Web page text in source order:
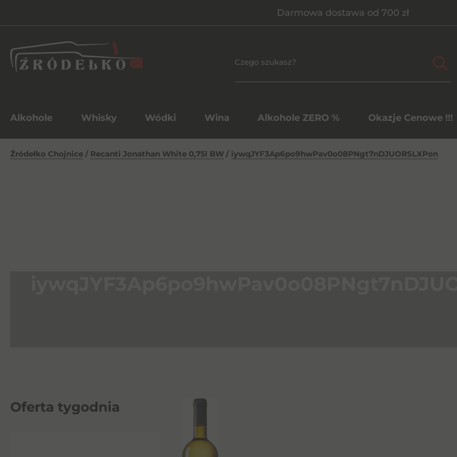
Darmowa dostawa od 700 zł
Alkohole Whisky Wódki Wina Alkohole ZERO % Okazje Cenowe !!!
Źródełko Chojnice / Recanti Jonathan White 0,75l BW / iywqJYF3Ap6po9hwPav0o08PNgt7nDJUORSLXPon
Oferta tygodnia